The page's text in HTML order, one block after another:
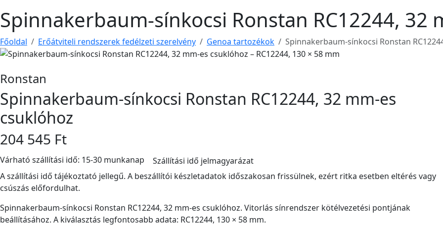
Spinnakerbaum-sínkocsi Ronstan RC12244, 32
Főoldal Erőátviteli rendszerek fedélzeti szerelvény Genoa tartozékok Spinnakerbaum-sínkocsi Ronstan
Ronstan
Spinnakerbaum-sínkocsi Ronstan RC12244, 32 mm-es
csuklóhoz
204 545 Ft
Várható szállítási idő: 15-30 munkanap
Szállítási idő jelmagyarázat
A szállítási idő tájékoztató jellegű. A beszállítói készletadatok időszakosan frissülnek, ezért ritka esetben eltérés vagy
csúszás előfordulhat.
Spinnakerbaum-sínkocsi Ronstan RC12244, 32 mm-es csuklóhoz. Vitorlás sínrendszer kötélvezetési pontjának
beállításához. A kiválasztás legfontosabb adata: RC12244, 130 × 58 mm.